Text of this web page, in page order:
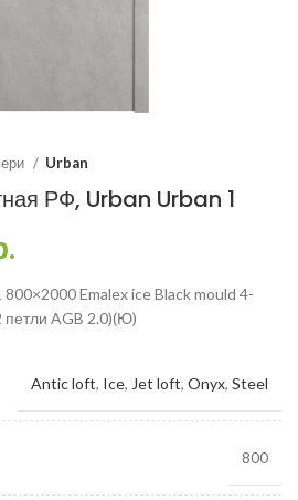
Urban
РФ, Urban Urban 1
Emalex ice Black mould 4-
петли AGB 2.0)(Ю)
Antic loft, Ice, Jet loft, Onyx, Steel
800